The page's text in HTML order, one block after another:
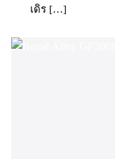
เดิร […]